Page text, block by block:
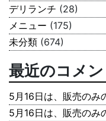
デリランチ (28)
メニュー (175)
未分類 (674)
最近のコメン
5月16日は、販売のみ
5月16日は、販売のみ